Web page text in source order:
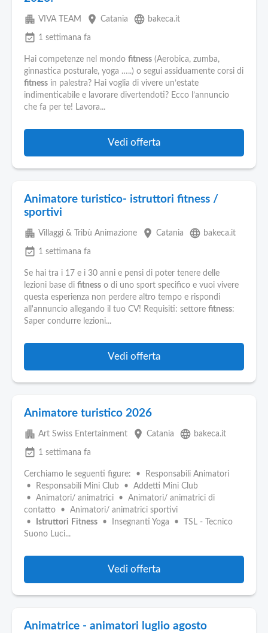
apartment VIVA TEAM place Catania language bakeca.it
event_available 1 settimana fa
Hai competenze nel mondo fitness (Aerobica, zumba,
ginnastica posturale, yoga …..) o segui assiduamente corsi di
fitness in palestra? Hai voglia di vivere un’estate
indimenticabile e lavorare divertendoti? Ecco l’annuncio
che fa per te! Lavora...
Vedi offerta
Animatore turistico- istruttori fitness /
sportivi
apartment Villaggi & Tribù Animazione place Catania language bakeca.it
event_available 1 settimana fa
Se hai tra i 17 e i 30 anni e pensi di poter tenere delle
lezioni base di fitness o di uno sport specifico e vuoi vivere
questa esperienza non perdere altro tempo e rispondi
all'annuncio allegando il tuo CV! Requisiti: settore fitness:
Saper condurre lezioni...
Vedi offerta
Animatore turistico 2026
apartment Art Swiss Entertainment place Catania language bakeca.it
event_available 1 settimana fa
Cerchiamo le seguenti figure: • Responsabili Animatori
• Responsabili Mini Club • Addetti Mini Club
• Animatori/ animatrici • Animatori/ animatrici di
contatto • Animatori/ animatrici sportivi
•
Istruttori Fitness • Insegnanti Yoga • TSL - Tecnico
Suono Luci...
Vedi offerta
Animatrice - animatori luglio agosto